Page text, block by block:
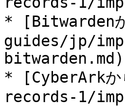
* [Bitwarden
guides/jp/
bitwarden.md)
* [CyberArk
records-1/